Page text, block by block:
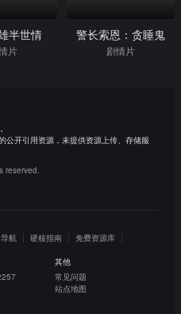
半世情
片
警长索恩：贪睡鬼
剧情片
公开引用资源，未提供资源上传、存储服
reserved.
航 硬核指南
免费资源库
其他
常见问题
站点地图